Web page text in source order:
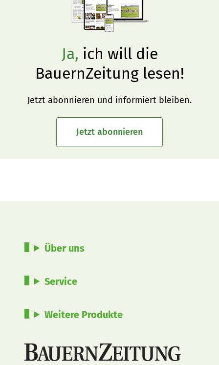
Ja, ich will die
BauernZeitung lesen!
Jetzt abonnieren und informiert bleiben.
Jetzt abonnieren
Über uns
Service
Weitere Produkte